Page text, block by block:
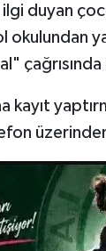
duyan
kayıt